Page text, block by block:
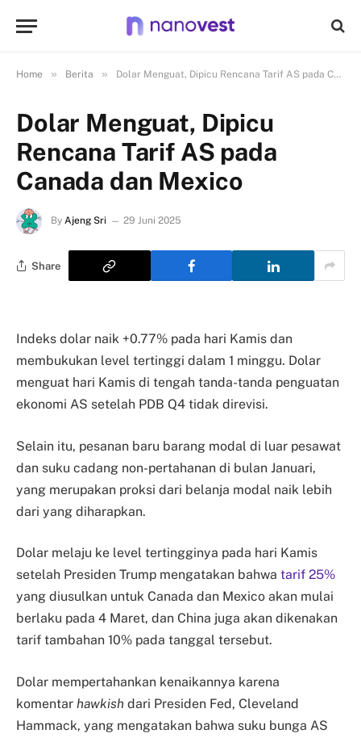
Home » Berita » Dolar Menguat, Dipicu Rencana Tarif AS pada Canada dan Mexico
Dolar Menguat, Dipicu
Rencana Tarif AS pada
Canada dan Mexico
By Ajeng Sri 29 Juni 2025
Share
Indeks dolar naik +0.77% pada hari Kamis dan
membukukan level tertinggi dalam 1 minggu. Dolar
menguat hari Kamis di tengah tanda-tanda penguatan
ekonomi AS setelah PDB Q4 tidak direvisi.
Selain itu, pesanan baru barang modal di luar pesawat
dan suku cadang non-pertahanan di bulan Januari,
yang merupakan proksi dari belanja modal naik lebih
dari yang diharapkan.
Dolar melaju ke level tertingginya pada hari Kamis
setelah Presiden Trump mengatakan bahwa tarif 25%
yang diusulkan untuk Canada dan Mexico akan mulai
berlaku pada 4 Maret, dan China juga akan dikenakan
tarif tambahan 10% pada tanggal tersebut.
Dolar mempertahankan kenaikannya karena
komentar hawkish dari Presiden Fed, Cleveland
Hammack, yang mengatakan bahwa suku bunga AS